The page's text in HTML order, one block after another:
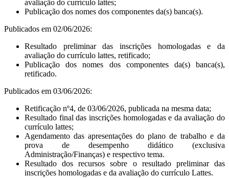
avaliação do currículo lattes;
Publicação dos nomes dos componentes da(s) banca(s).
Publicados em 02/06/2026:
Resultado preliminar das inscrições homologadas e da
avaliação do currículo lattes, retificado;
Publicação dos nomes dos componentes da(s) banca(s),
retificado.
Publicados em 03/06/2026:
Retificação nº4, de 03/06/2026, publicada na mesma data;
Resultado final das inscrições homologadas e da avaliação do
currículo lattes;
Agendamento das apresentações do plano de trabalho e da
prova de desempenho didático (exclusiva
Administração/Finanças) e respectivo tema.
Resultado dos recursos sobre o resultado preliminar das
inscrições homologadas e da avaliação do currículo Lattes.